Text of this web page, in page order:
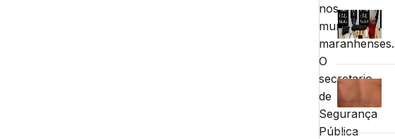
nos
municípios
maranhenses.
O
secretario
de
Segurança
Pública